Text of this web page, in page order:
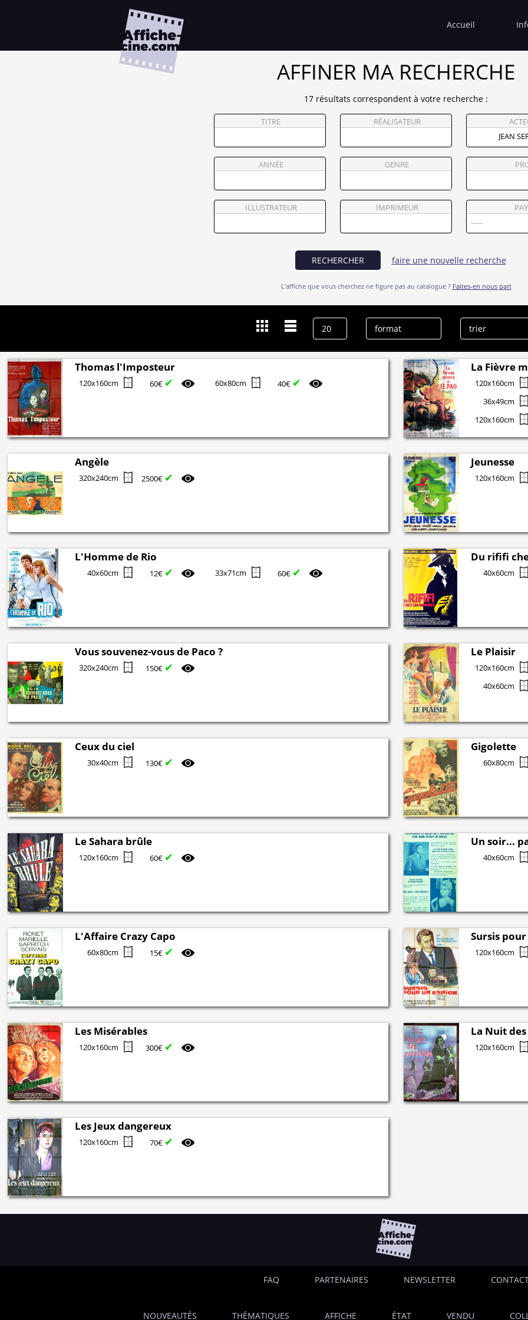
Accueil
AFFINER MA RECHERCHE
17 résultats correspondent à votre recherche :
TITRE RÉALISATEUR
ANNÉE GENRE
ILLUSTRATEUR IMPRIMEUR
RECHERCHER faire une nouvelle recherche
L’affiche que vous cherchez ne figure pas au catalogue ? Faites-en nous part
Jean Servais
effacer l’historique
Thomas l'Imposteur
120x160cm 60€ ✔ 60x80cm 40€ ✔
La Fièvre
120x160cm
36x49cm
120x160cm
Angèle
320x240cm 2500€ ✔
Jeunesse
120x160cm
L'Homme de Rio
40x60cm 12€ ✔ 33x71cm 60€ ✔
Du rififi
40x60cm
Vous souvenez-vous de Paco ?
320x240cm 150€ ✔
Le Plaisir
120x160cm
40x60cm
Ceux du ciel
30x40cm 130€ ✔
Gigolette
60x80cm
Le Sahara brûle
120x160cm 60€ ✔
Un soir...
40x60cm
L'Affaire Crazy Capo
60x80cm 15€ ✔
Sursis
120x160cm
Les Misérables
120x160cm 300€ ✔
La Nuit
120x160cm
Les Jeux dangereux
120x160cm 70€ ✔
FAQ PARTENAIRES NEWSLETTER
NOUVEAUTÉS THÉMATIQUES AFFICHE ÉTAT VENDU